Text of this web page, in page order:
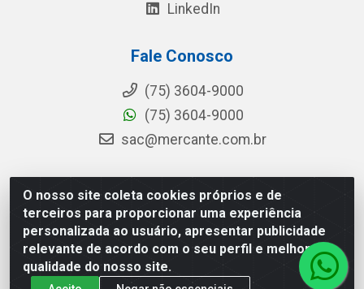
O nosso site coleta cookies próprios e de
terceiros para proporcionar uma experiência
personalizada ao usuário, apresentar publicidade
relevante de acordo com o seu perfil e melhorar a
qualidade do nosso site.
LinkedIn
Fale Conosco
(75) 3604-9000
(75) 3604-9000
sac@mercante.com.br
Mercante Distribuidora - Rua Mercante, 699 - Aviário,
Feira de Santana/BA - CEP 44.096-218 - CNPJ
96.755.848/0001-08